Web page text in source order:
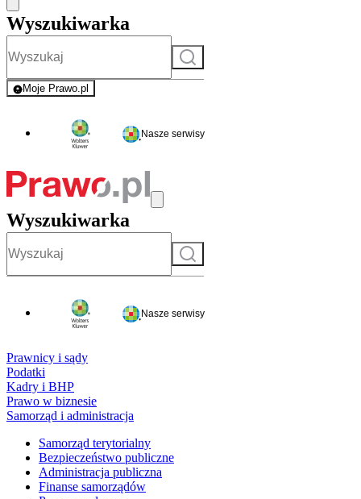
Wyszukiwarka
Szukaj
Moje Prawo.pl
- rejestracja i logowanie do serwisu
Nasze serwisy
Wyszukiwarka
Szukaj
Nasze serwisy
Prawnicy i sądy
Podatki
Kadry i BHP
Prawo w biznesie
Samorząd i administracja
Samorząd terytorialny
Bezpieczeństwo publiczne
Administracja publiczna
Finanse samorządów